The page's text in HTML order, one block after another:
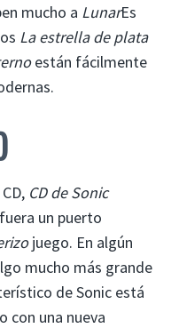
mucho a LunarEs
La estrella de plata
están fácilmente
CD de Sonic
un puerto
juego. En algún
mucho más grande
de Sonic está
con una nueva